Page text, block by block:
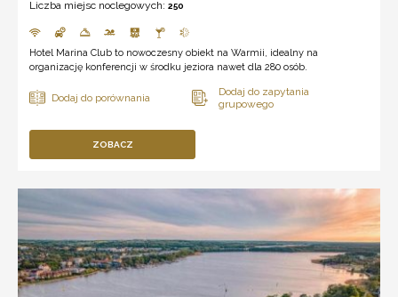
Liczba miejsc noclegowych: 250
Hotel Marina Club to nowoczesny obiekt na Warmii, idealny na
organizację konferencji w środku jeziora nawet dla 280 osób.
ZOBACZ